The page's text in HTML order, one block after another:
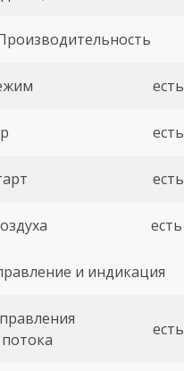
есть
есть
есть
есть
и индикация
есть